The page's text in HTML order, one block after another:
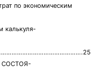
по экономическим
калькуля-
СОСТОЯ-